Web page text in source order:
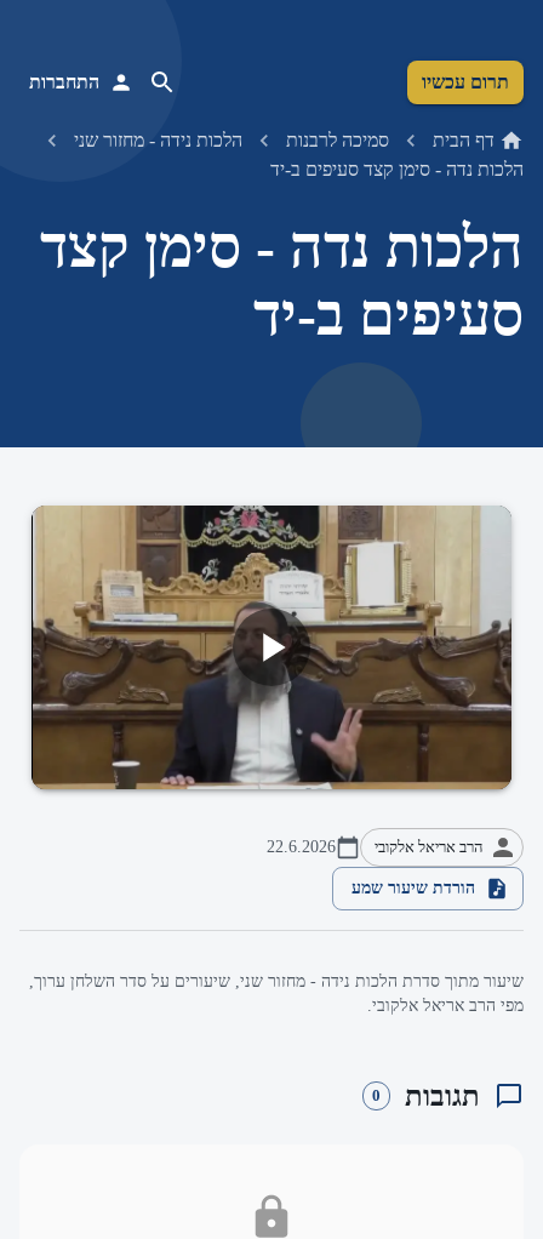
תרום עכשיו התחברות
דף הבית סמיכה לרבנות
הלכות נידה - מחזור שני
הלכות נדה - סימן קצד סעיפים ב-יד
הלכות נדה - סימן קצד
סעיפים ב-יד
הרב אריאל אלקובי 22.6.2026
הורדת שיעור שמע
שיעור מתוך סדרת הלכות נידה - מחזור שני, שיעורים על סדר השלחן ערוך,
מפי הרב אריאל אלקובי.
תגובות 0